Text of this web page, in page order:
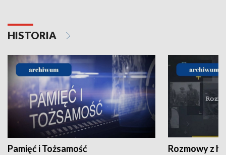
HISTORIA
Pamięć i Tożsamość Rozmowy z